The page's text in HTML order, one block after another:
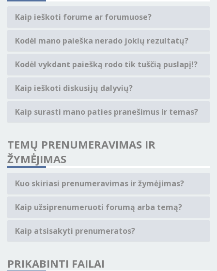
Kaip ieškoti forume ar forumuose?
Kodėl mano paieška nerado jokių rezultatų?
Kodėl vykdant paiešką rodo tik tuščią puslapį!?
Kaip ieškoti diskusijų dalyvių?
Kaip surasti mano paties pranešimus ir temas?
TEMŲ PRENUMERAVIMAS IR
ŽYMĖJIMAS
Kuo skiriasi prenumeravimas ir žymėjimas?
Kaip užsiprenumeruoti forumą arba temą?
Kaip atsisakyti prenumeratos?
PRIKABINTI FAILAI